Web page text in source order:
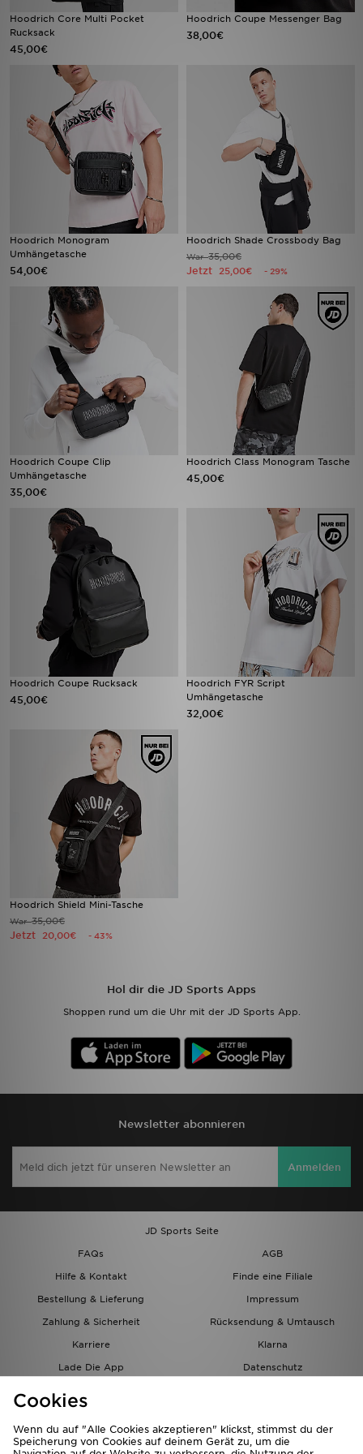
Hoodrich Core Multi Pocket
Rucksack
45,00€
Hoodrich Coupe Messenger Bag
38,00€
Hoodrich Monogram
Umhängetasche
54,00€
Hoodrich Shade Crossbody Bag
War35,00€
Jetzt 25,00€ - 29%
Hoodrich Coupe Clip
Umhängetasche
35,00€
Hoodrich Class Monogram Tasche
45,00€
Hoodrich Coupe Rucksack
45,00€
Hoodrich FYR Script
Umhängetasche
32,00€
Hoodrich Shield Mini-Tasche
War35,00€
Jetzt 20,00€ - 43%
Hol dir die JD Sports Apps
Shoppen rund um die Uhr mit der JD Sports App.
Newsletter abonnieren
Anmelden
JD Sports Seite
FAQs
AGB
Hilfe & Kontakt
Finde eine Filiale
Bestellung & Lieferung
Impressum
Zahlung & Sicherheit
Rücksendung & Umtausch
Karriere
Klarna
Lade Die App
Datenschutz
Sport
Lade Die APP
Geschenkkarte
Filialfinder
Meine Nachrichten
Bestellverfolgung
Hilfe & Kontakt
Trending Styles
Cookies
Wenn du auf "Alle Cookies akzeptieren" klickst, stimmst du der
Speicherung von Cookies auf deinem Gerät zu, um die